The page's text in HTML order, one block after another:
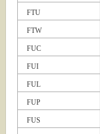
FTU
FTW
FUC
FUI
FUL
FUP
FUS